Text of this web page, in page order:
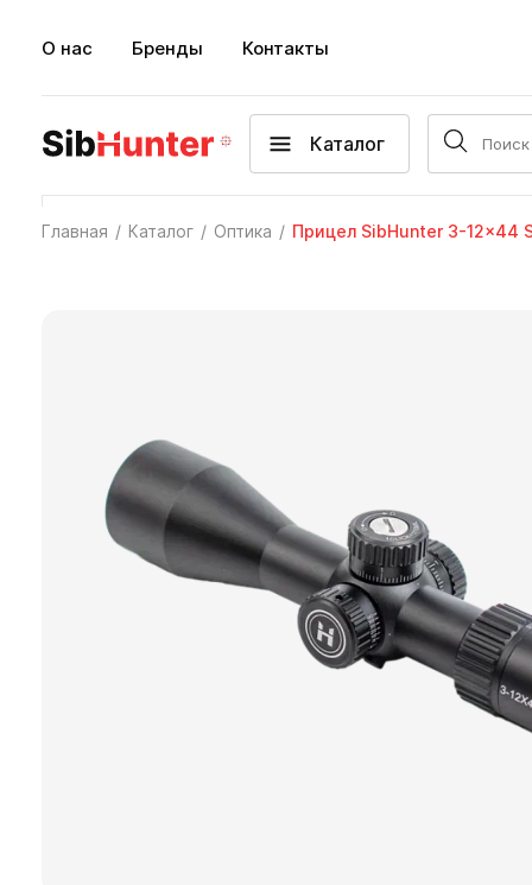
О нас Бренды Контакты
Каталог
Главная Каталог Оптика Прицел SibHunter 3-12x44